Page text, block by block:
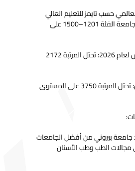
حسب تايمز للتعليم العالي
لعام 2026: تحتل الجامعة الفئة 1201–1500 على
تصنيف ويبوميتركس لعام 2026: تحتل المرتبة 2172
تصنيف يوني رنكس: تحتل المرتبة 3750 على المستوى
جامعة بيروني من أفضل الجامعات
مجالات الطب وطب الأسنان